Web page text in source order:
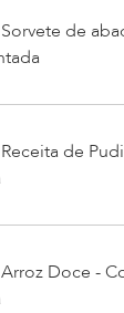
de
de
Doce -